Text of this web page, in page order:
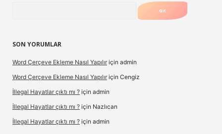
SON YORUMLAR
Word Çerçeve Ekleme Nasıl Yapılır için admin
Word Çerçeve Ekleme Nasıl Yapılır için Cengiz
İllegal Hayatlar çıktı mı ? için admin
İllegal Hayatlar çıktı mı ? için Nazlıcan
İllegal Hayatlar çıktı mı ? için admin